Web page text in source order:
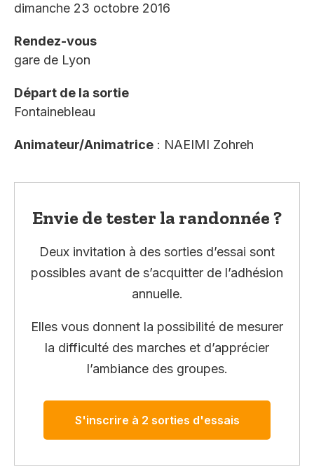
dimanche 23 octobre 2016
Rendez-vous
gare de Lyon
Départ de la sortie
Fontainebleau
Animateur/Animatrice : NAEIMI Zohreh
Envie de tester la randonnée ?
Deux invitation à des sorties d’essai sont
possibles avant de s’acquitter de l’adhésion
annuelle.
Elles vous donnent la possibilité de mesurer
la difficulté des marches et d’apprécier
l’ambiance des groupes.
S'inscrire à 2 sorties d'essais